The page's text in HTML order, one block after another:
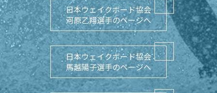
日本ウェイクボード協会
河原乙翔選手のページへ
日本ウェイクボード協会
馬越陽子選手のページへ